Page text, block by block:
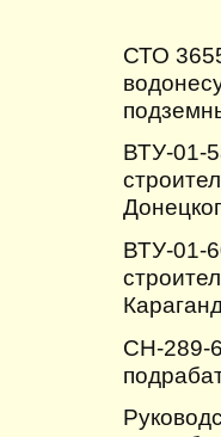
СТО
ВТУ-01-
ВТУ-01-
СН-289-